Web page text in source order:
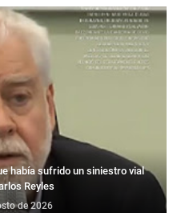
había sufrido un siniestro vial
Reyles
de 2026